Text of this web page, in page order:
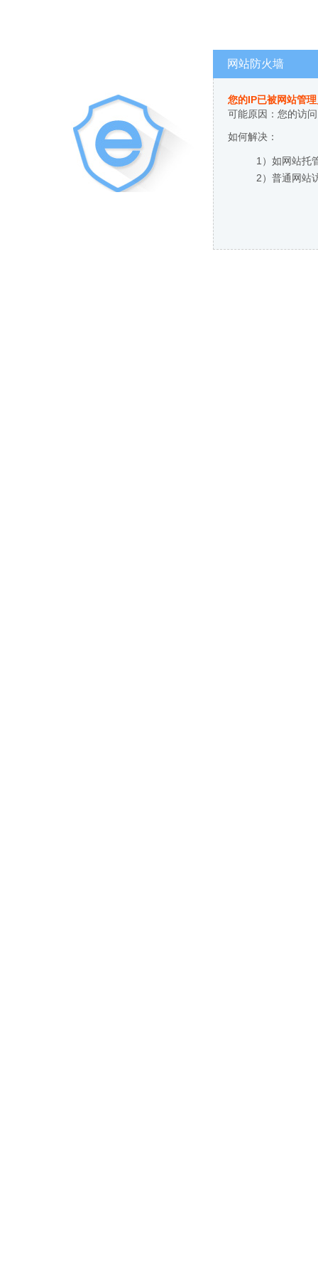
网站防火墙
您的IP已被网站管
可能原因：您的访
如何解决：
1）如网站托
2）普通网站